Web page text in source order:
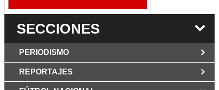
SECCIONES
PERIODISMO
Los Periodist@s
REPORTAJES